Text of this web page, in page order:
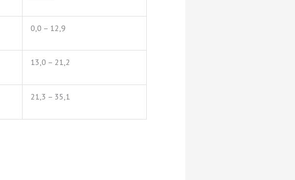
0,0 – 12,9
13,0 – 21,2
21,3 – 35,1